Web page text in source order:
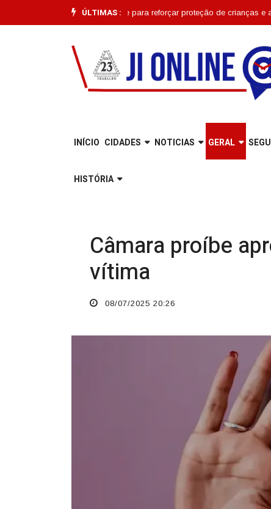
ÚLTIMAS :
começa em Joinville para reforçar proteção de crianças e
INÍCIO CIDADES NOTICIAS GERAL
HISTÓRIA
Câmara proíbe
vítima
08/07/2025 20:26